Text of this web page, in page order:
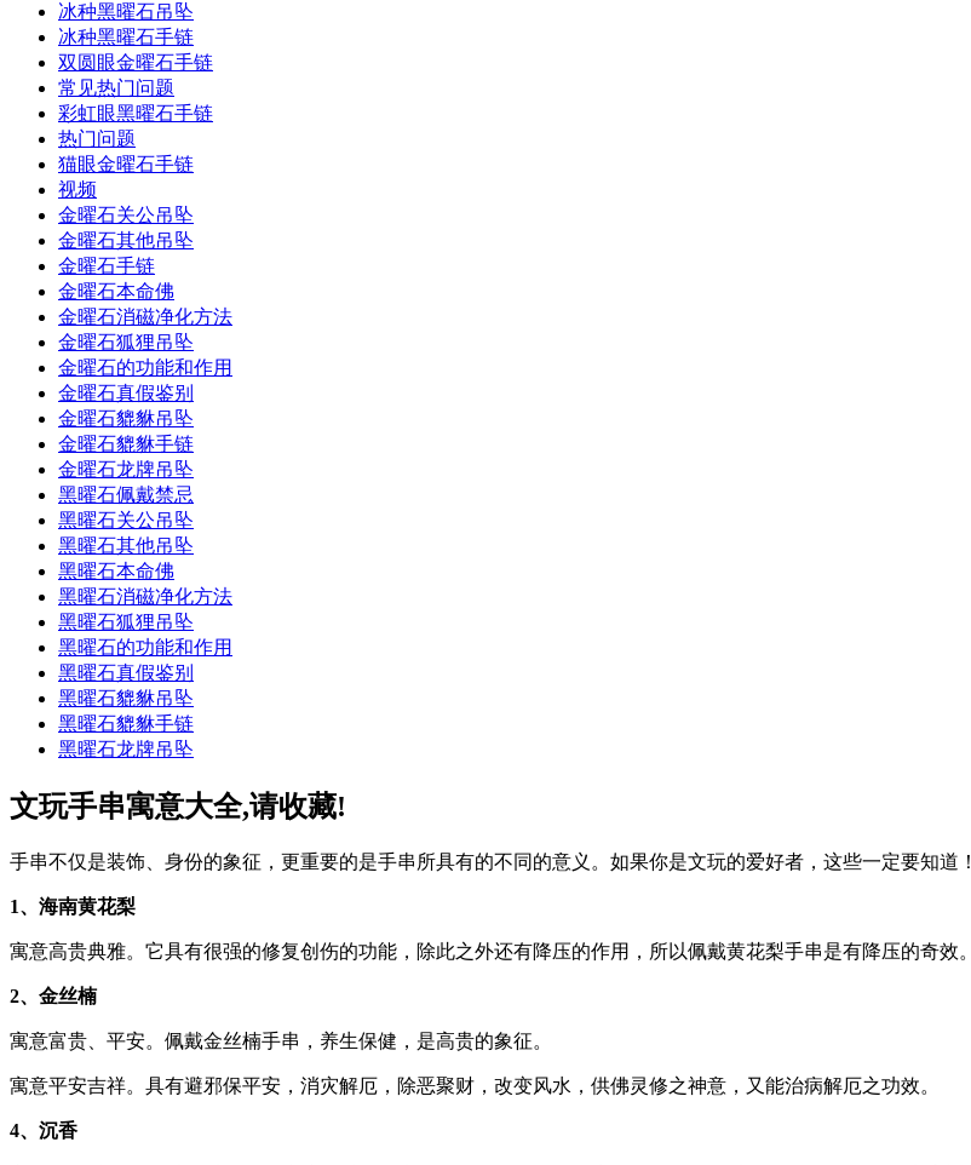
冰种黑曜石吊坠
冰种黑曜石手链
双圆眼金曜石手链
常见热门问题
彩虹眼黑曜石手链
热门问题
猫眼金曜石手链
视频
金曜石关公吊坠
金曜石其他吊坠
金曜石手链
金曜石本命佛
金曜石消磁净化方法
金曜石狐狸吊坠
金曜石的功能和作用
金曜石真假鉴别
金曜石貔貅吊坠
金曜石貔貅手链
金曜石龙牌吊坠
黑曜石佩戴禁忌
黑曜石关公吊坠
黑曜石其他吊坠
黑曜石本命佛
黑曜石消磁净化方法
黑曜石狐狸吊坠
黑曜石的功能和作用
黑曜石真假鉴别
黑曜石貔貅吊坠
黑曜石貔貅手链
黑曜石龙牌吊坠
文玩手串寓意大全,请收藏!
手串不仅是装饰、身份的象征，更重要的是手串所具有的不同的意义。如果你是文玩的爱好者，这些一定要知道！
1、海南黄花梨
寓意高贵典雅。它具有很强的修复创伤的功能，除此之外还有降压的作用，所以佩戴黄花梨手串是有降压的奇效。
2、金丝楠
寓意富贵、平安。佩戴金丝楠手串，养生保健，是高贵的象征。
寓意平安吉祥。具有避邪保平安，消灾解厄，除恶聚财，改变风水，供佛灵修之神意，又能治病解厄之功效。
4、沉香